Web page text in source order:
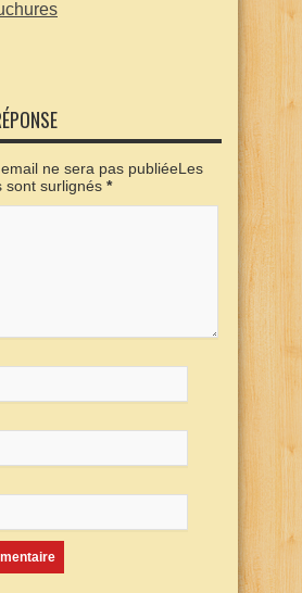
ne sera pas publiéeLes
sont surlignés *